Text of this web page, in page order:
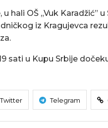
u hali OŠ „Vuk
iz Kragujevca
sati u Kupu Srbije
Twitter Telegram